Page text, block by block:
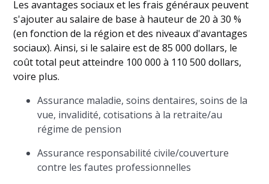
Les avantages sociaux et les frais généraux peuvent
s'ajouter au salaire de base à hauteur de 20 à 30 %
(en fonction de la région et des niveaux d'avantages
sociaux). Ainsi, si le salaire est de 85 000 dollars, le
coût total peut atteindre 100 000 à 110 500 dollars,
voire plus.
Assurance maladie, soins dentaires, soins de la
vue, invalidité, cotisations à la retraite/au
régime de pension
Assurance responsabilité civile/couverture
contre les fautes professionnelles